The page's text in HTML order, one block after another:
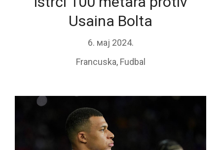
Usaina Bolta
6. мај 2024.
Francuska, Fudbal